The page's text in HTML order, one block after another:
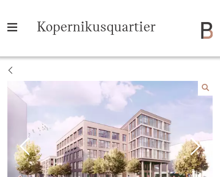
Kopernikusquartier